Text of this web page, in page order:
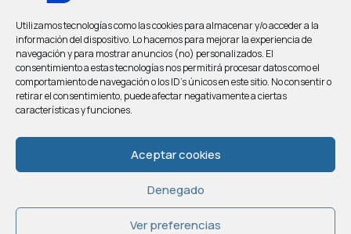
Utilizamos tecnologías como las cookies para almacenar y/o acceder a la
información del dispositivo. Lo hacemos para mejorar la experiencia de
navegación y para mostrar anuncios (no) personalizados. El
consentimiento a estas tecnologías nos permitirá procesar datos como el
comportamiento de navegación o los ID's únicos en este sitio. No consentir o
retirar el consentimiento, puede afectar negativamente a ciertas
características y funciones.
Aceptar cookies
Denegado
Ver preferencias
He
elAviso
Política
Privacidad.